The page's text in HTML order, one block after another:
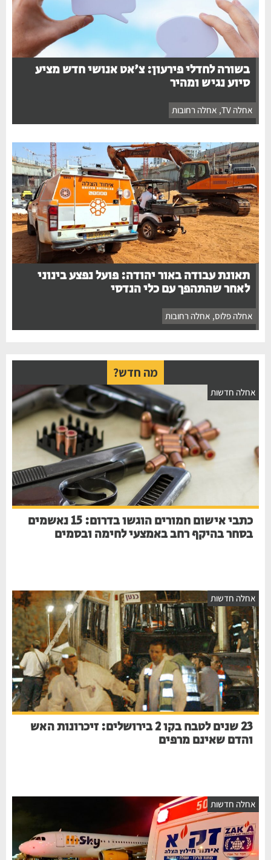
בשורה לחדלי פירעון: צ'אט אנושי חדש מציע
סיוע נגיש ומהיר
אחלה TV , אחלה רחובות
תאונת עבודה באור יהודה: פועל נפצע בינוני
לאחר שהתהפך עם כלי הנדסי
אחלה פלוס, אחלה רחובות
מה חדש?
אחלה חדשות
כתבי אישום חמורים הוגשו בדרום: 15 נאשמים
בסחר בהיקף רחב באמצעי לחימה ובסמים
אחלה חדשות
23 שנים לטבח בקו 2 בירושלים: זיכרונות האש
והדם שאינם מרפים
אחלה חדשות